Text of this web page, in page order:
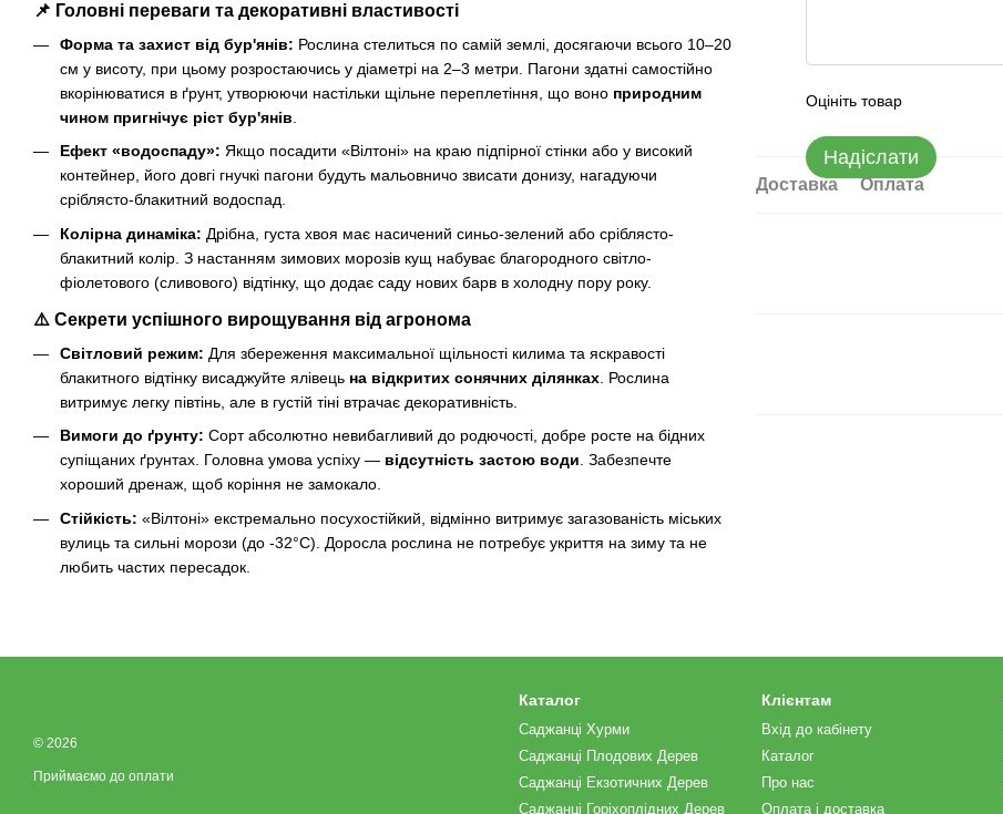
📌 Головні переваги та декоративні властивості
Форма та захист від бур'янів: Рослина стелиться по самій землі, досягаючи всього 10–20
см у висоту, при цьому розростаючись у діаметрі на 2–3 метри. Пагони здатні самостійно
вкорінюватися в ґрунт, утворюючи настільки щільне переплетіння, що воно природним
чином пригнічує ріст бур'янів
Ефект «водоспаду»: Якщо посадити «Вілтоні» на краю підпірної стінки або у високий
контейнер, його довгі гнучкі пагони будуть мальовничо звисати донизу, нагадуючи
сріблясто-блакитний водоспад.
Колірна динаміка: Дрібна, густа хвоя має насичений синьо-зелений або сріблясто-
блакитний колір. З настанням зимових морозів кущ набуває благородного світло-
фіолетового (сливового) відтінку, що додає саду нових барв в холодну пору року.
⚠️ Секрети успішного вирощування від агронома
Світловий режим: Для збереження максимальної щільності килима та яскравості
блакитного відтінку висаджуйте ялівець на відкритих сонячних ділянках . Рослина
витримує легку півтінь, але в густій тіні втрачає декоративність.
Вимоги до ґрунту: Сорт абсолютно невибагливий до родючості, добре росте на бідних
супіщаних ґрунтах. Головна умова успіху — відсутність застою води . Забезпечте
хороший дренаж, щоб коріння не замокало.
Стійкість: «Вілтоні» екстремально посухостійкий, відмінно витримує загазованість міських
вулиць та сильні морози (до -32°C). Доросла рослина не потребує укриття на зиму та не
любить частих пересадок.
Оцініть товар
Надіслати
Доставка Оплата
© 2026
Приймаємо до оплати
Каталог
Саджанці Хурми
Саджанці Плодових Дерев
Саджанці Екзотичних Дерев
Саджанці Горіхоплідних Дерев
Клієнтам
Вхід до кабінету
Каталог
Про нас
Оплата і доставка